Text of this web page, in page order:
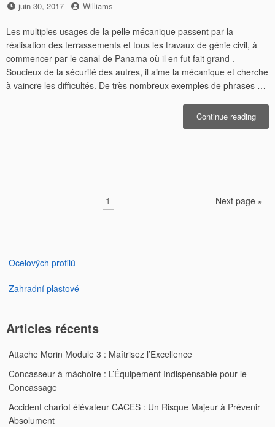
Posted
juin 30, 2017 by
Williams
Les multiples usages de la pelle mécanique passent par la
réalisation des terrassements et tous les travaux de génie civil, à
commencer par le canal de Panama où il en fut fait grand .
Soucieux de la sécurité des autres, il aime la mécanique et cherche
à vaincre les difficultés. De très nombreux exemples de phrases …
Continue reading«
Page
1 Next page »
Ocelových profilů
Zahradní plastové
Articles récents
Attache Morin Module 3 : Maîtrisez l’Excellence
Concasseur à mâchoire : L’Équipement Indispensable pour le
Concassage
Accident chariot élévateur CACES : Un Risque Majeur à Prévenir
Absolument